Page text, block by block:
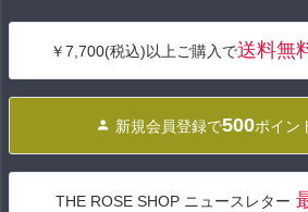
￥7,700(税込)以上ご購入で送料無
新規会員登録で500ポイン
THE ROSE SHOP ニュースレター